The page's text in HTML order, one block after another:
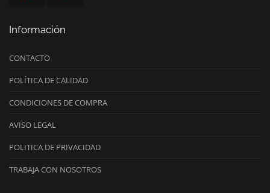
Información
CONTACTO
POLÍTICA DE CALIDAD
CONDICIONES DE COMPRA
AVISO LEGAL
POLITICA DE PRIVACIDAD
TRABAJA CON NOSOTROS